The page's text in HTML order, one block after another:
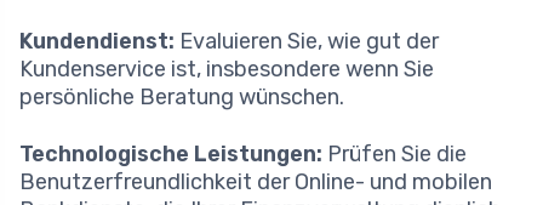
Kundendienst: Evaluieren Sie, wie gut der
Kundenservice ist, insbesondere wenn Sie
persönliche Beratung wünschen.
Technologische Leistungen: Prüfen Sie die
Benutzerfreundlichkeit der Online- und mobilen